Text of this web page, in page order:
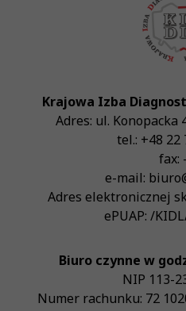
Krajowa Izba
Adres: ul. Konopacka
tel.: +48 22
fax:
e-mail:
Adres elektronicznej
ePUAP: /
Biuro czynne w
NIP 113-
Numer rachunku: 72